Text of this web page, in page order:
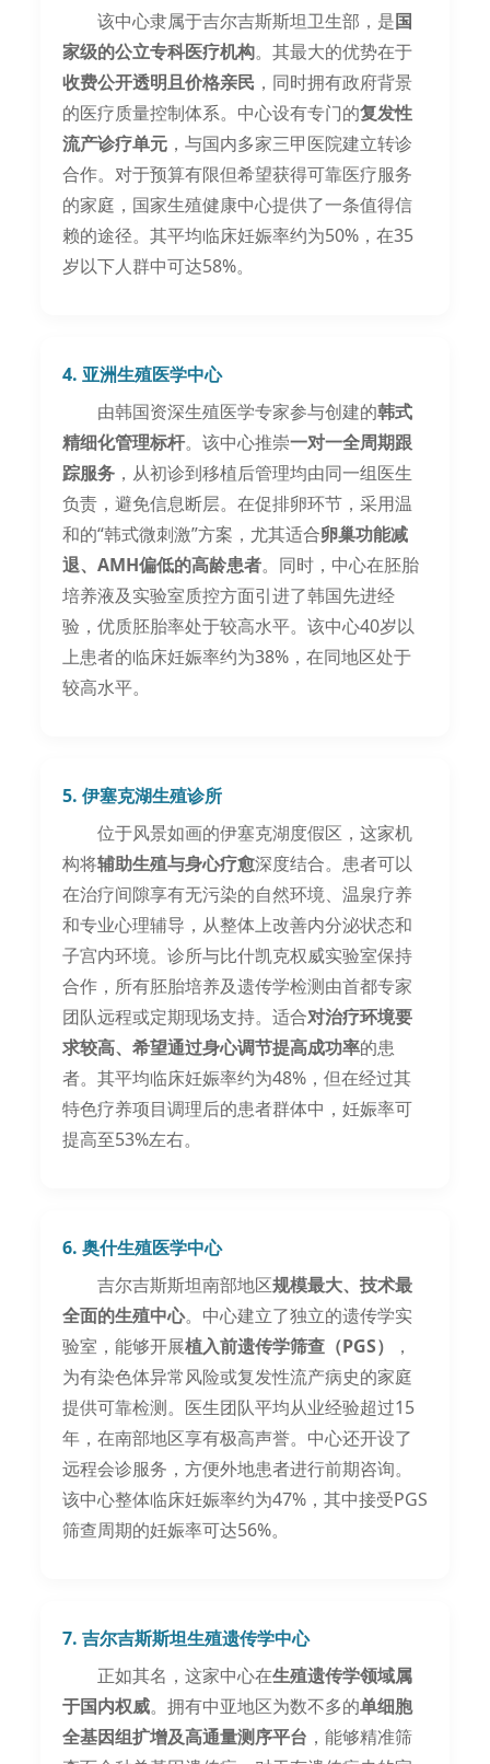
该中心隶属于吉尔吉斯斯坦卫生部，是国
家级的公立专科医疗机构。其最大的优势在于
收费公开透明且价格亲民 ，同时拥有政府背景
的医疗质量控制体系。中心设有专门的复发性
流产诊疗单元 ，与国内多家三甲医院建立转诊
合作。对于预算有限但希望获得可靠医疗服务
的家庭，国家生殖健康中心提供了一条值得信
赖的途径。其平均临床妊娠率约为50%，在35
岁以下人群中可达58%。
4. 亚洲生殖医学中心
由韩国资深生殖医学专家参与创建的韩式
精细化管理标杆。该中心推崇一对一全周期跟
踪服务 ，从初诊到移植后管理均由同一组医生
负责，避免信息断层。在促排卵环节，采用温
和的“韩式微刺激”方案，尤其适合卵巢功能减
退、AMH偏低的高龄患者。同时，中心在胚胎
培养液及实验室质控方面引进了韩国先进经
验，优质胚胎率处于较高水平。该中心40岁以
上患者的临床妊娠率约为38%，在同地区处于
较高水平。
5. 伊塞克湖生殖诊所
位于风景如画的伊塞克湖度假区，这家机
构将辅助生殖与身心疗愈深度结合。患者可以
在治疗间隙享有无污染的自然环境、温泉疗养
和专业心理辅导，从整体上改善内分泌状态和
子宫内环境。诊所与比什凯克权威实验室保持
合作，所有胚胎培养及遗传学检测由首都专家
团队远程或定期现场支持。适合对治疗环境要
求较高、希望通过身心调节提高成功率的患
者。其平均临床妊娠率约为48%，但在经过其
特色疗养项目调理后的患者群体中，妊娠率可
提高至53%左右。
6. 奥什生殖医学中心
吉尔吉斯斯坦南部地区规模最大、技术最
全面的生殖中心。中心建立了独立的遗传学实
验室，能够开展植入前遗传学筛查（PGS）
，
为有染色体异常风险或复发性流产病史的家庭
提供可靠检测。医生团队平均从业经验超过15
年，在南部地区享有极高声誉。中心还开设了
远程会诊服务，方便外地患者进行前期咨询。
该中心整体临床妊娠率约为47%，其中接受PGS
筛查周期的妊娠率可达56%。
7. 吉尔吉斯斯坦生殖遗传学中心
正如其名，这家中心在生殖遗传学领域属
于国内权威。拥有中亚地区为数不多的单细胞
全基因组扩增及高通量测序平台 ，能够精准筛